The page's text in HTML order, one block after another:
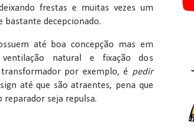
frestas e muitas vezes um
bastante decepcionado.
até boa concepção mas em
natural e fixação dos
por exemplo, é pedir
até que são atraentes, pena que
seja repulsa.